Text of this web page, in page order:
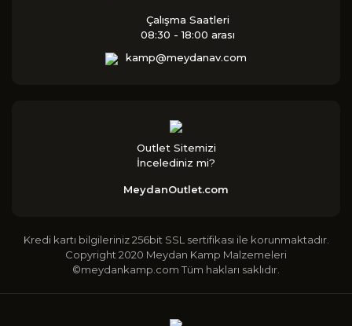
Çalışma Saatleri
08:30 - 18:00 arası
kamp@meydanav.com
Outlet Sitemizi
İncelediniz mi?
MeydanOutlet.com
Kredi kartı bilgileriniz 256bit SSL sertifikası ile korunmaktadır.
Copyright 2020 Meydan Kamp Malzemeleri
©meydankamp.com Tüm hakları saklıdır.